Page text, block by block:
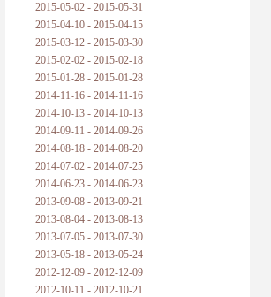
2015-05-02 - 2015-05-31
2015-04-10 - 2015-04-15
2015-03-12 - 2015-03-30
2015-02-02 - 2015-02-18
2015-01-28 - 2015-01-28
2014-11-16 - 2014-11-16
2014-10-13 - 2014-10-13
2014-09-11 - 2014-09-26
2014-08-18 - 2014-08-20
2014-07-02 - 2014-07-25
2014-06-23 - 2014-06-23
2013-09-08 - 2013-09-21
2013-08-04 - 2013-08-13
2013-07-05 - 2013-07-30
2013-05-18 - 2013-05-24
2012-12-09 - 2012-12-09
2012-10-11 - 2012-10-21